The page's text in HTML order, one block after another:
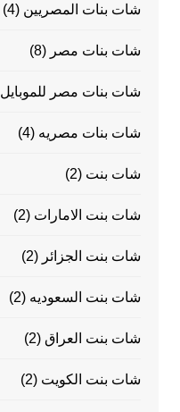
شات بنات المصريين (4)
شات بنات مصر (8)
شات بنات مصر للموبايل
شات بنات مصريه (4)
شات بنت (2)
شات بنت الامارات (2)
شات بنت الجزائر (2)
شات بنت السعوديه (2)
شات بنت العراق (2)
شات بنت الكويت (2)